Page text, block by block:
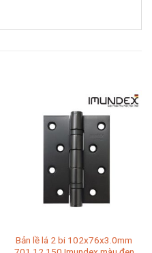
Bản lề lá 2 bi 102x76x3.0mm